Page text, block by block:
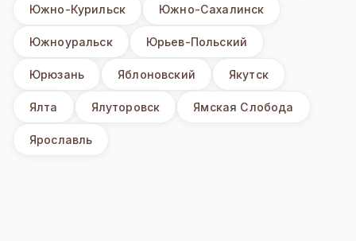
Южно-Курильск Южно-Сахалинск
Южноуральск Юрьев-Польский
Юрюзань Яблоновский Якутск
Ялта Ялуторовск Ямская Слобода
Ярославль